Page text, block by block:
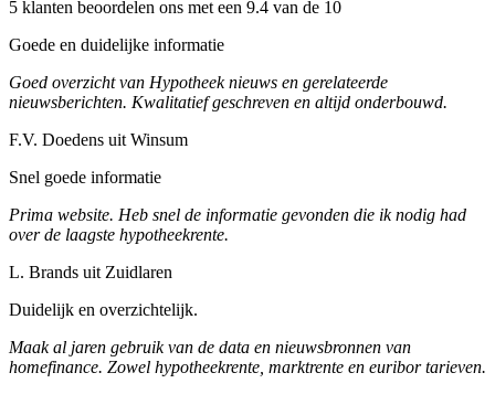
5 klanten beoordelen ons met een 9.4 van de 10
Goede en duidelijke informatie
Goed overzicht van Hypotheek nieuws en gerelateerde
nieuwsberichten. Kwalitatief geschreven en altijd onderbouwd.
F.V. Doedens uit Winsum
Snel goede informatie
Prima website. Heb snel de informatie gevonden die ik nodig had
over de laagste hypotheekrente.
L. Brands uit Zuidlaren
Duidelijk en overzichtelijk.
Maak al jaren gebruik van de data en nieuwsbronnen van
homefinance. Zowel hypotheekrente, marktrente en euribor tarieven.